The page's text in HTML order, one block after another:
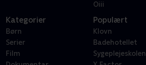
Oiii
Kategorier
Børn
Serier
Film
Populært
Klovn
Badehotellet
Sygeplejeskolen